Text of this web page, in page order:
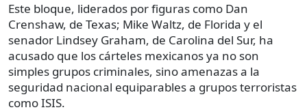
Este bloque, liderados por figuras como Dan
Crenshaw, de Texas; Mike Waltz, de Florida y el
senador Lindsey Graham, de Carolina del Sur, ha
acusado que los cárteles mexicanos ya no son
simples grupos criminales, sino amenazas a la
seguridad nacional equiparables a grupos terroristas
como ISIS.